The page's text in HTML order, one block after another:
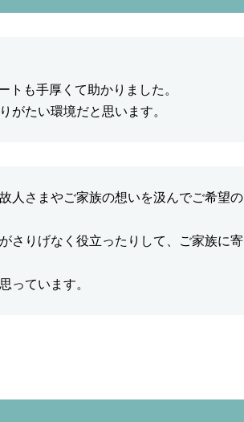
も手厚くて助かりました。
がたい環境だと思います。
人さまやご家族の想いを汲んでご希望の
さりげなく役立ったりして、ご家族に寄
っています。